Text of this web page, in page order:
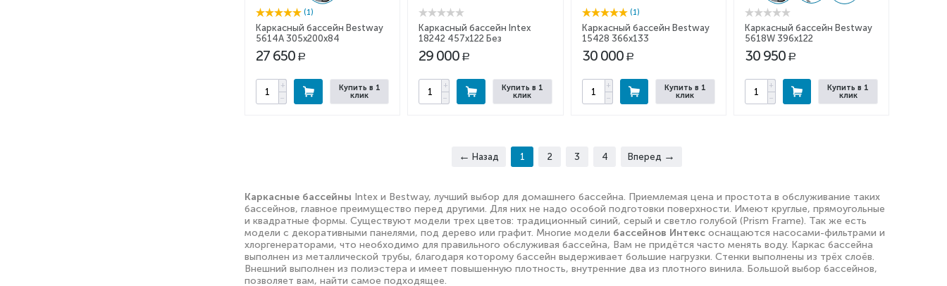
(1)
Каркасный бассейн Bestway
5614A 305х200х84
27 650 Р
+
−
Купить в 1
клик
Каркасный бассейн Intex
18242 457x122 Без
комплекта
29 000 Р
+
−
Купить в 1
клик
(1)
Каркасный бассейн Bestway
15428 366x133
30 000 Р
+
−
Купить в 1
клик
Каркасный бассейн Bestway
5618W 396x122
30 950 Р
+
−
Купить в 1
клик
Назад 1 2 3 4 Вперед
Каркасные бассейны Intex и Bestway, лучший выбор для домашнего бассейна. Приемлемая цена и простота в обслуживание таких
бассейнов, главное преимущество перед другими. Для них не надо особой подготовки поверхности. Имеют круглые, прямоугольные
и квадратные формы. Существуют модели трех цветов: традиционный синий, серый и светло голубой (Prism Frame). Так же есть
модели с декоративными панелями, под дерево или графит. Многие модели бассейнов Интекс оснащаются насосами-фильтрами и
хлоргенераторами, что необходимо для правильного обслуживая бассейна, Вам не придётся часто менять воду. Каркас бассейна
выполнен из металлической трубы, благодаря которому бассейн выдерживает большие нагрузки. Стенки выполнены из трёх слоёв.
Внешний выполнен из полиэстера и имеет повышенную плотность, внутренние два из плотного винила. Большой выбор бассейнов,
позволяет вам, найти самое подходящее.